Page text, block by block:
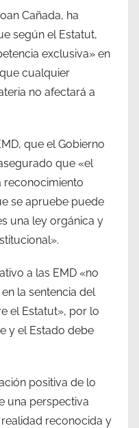
Cañada, ha
según el Estatut,
exclusiva» en
cualquier
no afectará a
que el Gobierno
que «el
reconocimiento
se apruebe puede
una ley orgánica y
a las EMD «no
la sentencia del
el Estatut», por lo
y el Estado debe
positiva de lo
una perspectiva
reconocida y